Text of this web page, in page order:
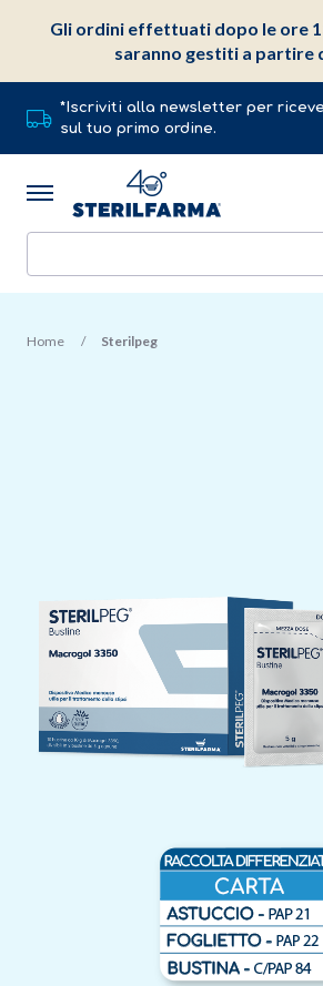
*Iscriviti alla newsletter per
sul tuo primo ordine.
Home Sterilpeg
Gli ordini effettuati dopo le ore
saranno gestiti a partire